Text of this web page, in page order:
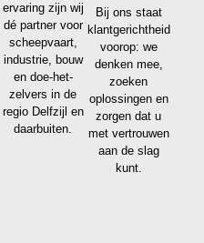
ervaring zijn wij
dé partner voor
scheepvaart,
industrie, bouw
en doe-het-
zelvers in de
regio Delfzijl en
daarbuiten.
Bij ons staat
klantgerichtheid
voorop: we
denken mee,
zoeken
oplossingen en
zorgen dat u
met vertrouwen
aan de slag
kunt.